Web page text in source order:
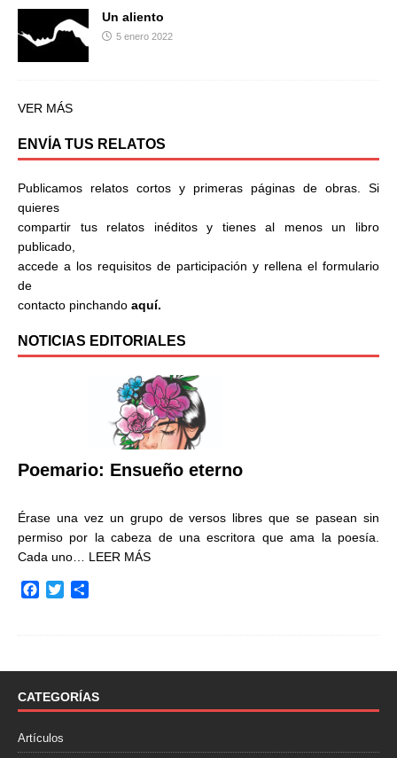
Un aliento
5 enero 2022
VER MÁS
ENVÍA TUS RELATOS
Publicamos relatos cortos y primeras páginas de obras. Si
quieres
compartir tus relatos inéditos y tienes al menos un libro
publicado,
accede a los requisitos de participación y rellena el formulario
de
contacto pinchando aquí.
NOTICIAS EDITORIALES
Poemario: Ensueño eterno
Érase una vez un grupo de versos libres que se pasean sin
permiso por la cabeza de una escritora que ama la poesía.
Cada uno… LEER MÁS
o
k
r
t
i
CATEGORÍAS
Artículos